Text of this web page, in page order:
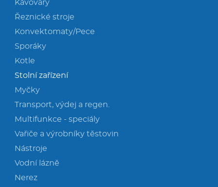
Kávovary
Řeznické stroje
Konvektomaty/Pece
Sporáky
Kotle
Stolní zařízení
Myčky
Transport, výdej a regen.
Multifunkce - speciály
Vařiče a výrobníky těstovin
Nástroje
Vodní lázně
Nerez